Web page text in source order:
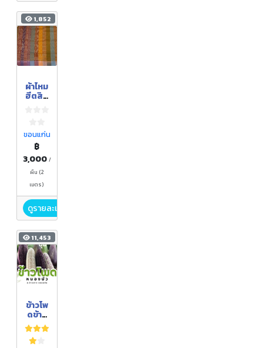
1,852
ผ้าไหม
ฮีตสิบ
ขอนแก่น
฿
3,000 /
ผืน (2
เมตร)
ดูรายละเอียด
11,453
ข้าวโพ
ดข้าว
เหนียว
(ฝัก
สด)